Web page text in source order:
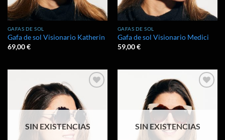
GAFAS DE SOL
Gafa de sol Visionario Katherin
69,00€
GAFAS DE SOL
Gafa de sol Visionario Medici
59,00€
lista de
deseos
SIN EXISTENCIAS
lista de
SIN EXISTENCIAS